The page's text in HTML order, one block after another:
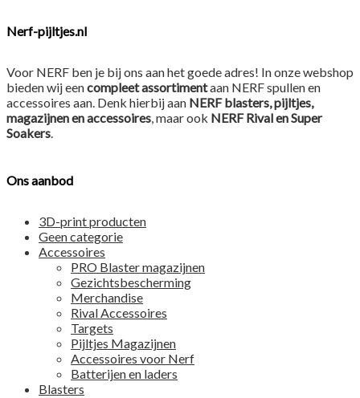
Nerf-pijltjes.nl
Voor NERF ben je bij ons aan het goede adres! In onze webshop
bieden wij eencompleet assortimentaan NERF spullen en
accessoires aan. Denk hierbij aan NERF blasters, pijltjes,
magazijnen en accessoires, maar ook NERF Rival en Super
Soakers.
Ons aanbod
3D-print producten
Geen categorie
Accessoires
PRO Blaster magazijnen
Gezichtsbescherming
Merchandise
Rival Accessoires
Targets
Pijltjes Magazijnen
Accessoires voor Nerf
Batterijen en laders
Blasters